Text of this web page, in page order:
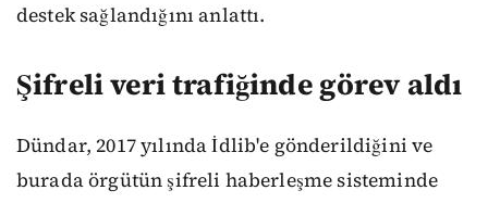
destek sağlandığını anlattı.
Şifreli veri trafiğinde görev aldı
Dündar, 2017 yılında İdlib'e gönderildiğini ve
burada örgütün şifreli haberleşme sisteminde